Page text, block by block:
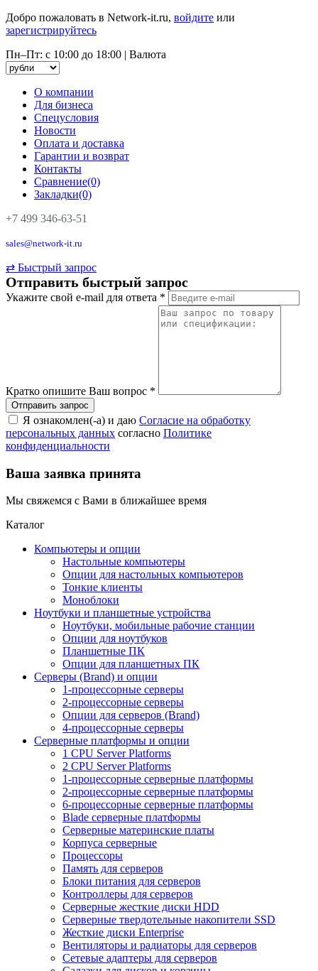
Добро пожаловать в Network-it.ru, войдите или
зарегистрируйтесь
Пн–Пт: с 10:00 до 18:00 | Валюта
О компании
Для бизнеса
Спецусловия
Новости
Оплата и доставка
Гарантии и возврат
Контакты
Сравнение(0)
Закладки(0)
+7 499 346-63-51
sales@network-it.ru
⇄ Быстрый запрос
Отправить быстрый запрос
Укажите свой e-mail для ответа *
Кратко опишите Ваш вопрос *
Я ознакомлен(-а) и даю Согласие на обработку
персональных данных согласно Политике
конфиденциальности
Ваша заявка принята
Мы свяжемся с Вами в ближайшее время
Каталог
Компьютеры и опции
Настольные компьютеры
Опции для настольных компьютеров
Тонкие клиенты
Моноблоки
Ноутбуки и планшетные устройства
Ноутбуки, мобильные рабочие станции
Опции для ноутбуков
Планшетные ПК
Опции для планшетных ПК
Серверы (Brand) и опции
1-процессорные серверы
2-процессорные серверы
Опции для серверов (Brand)
4-процессорные серверы
Серверные платформы и опции
1 CPU Server Platforms
2 CPU Server Platforms
1-процессорные серверные платформы
2-процессорные серверные платформы
6-процессорные серверные платформы
Blade серверные платформы
Серверные материнские платы
Корпуса серверные
Процессоры
Память для серверов
Блоки питания для серверов
Контроллеры для серверов
Серверные жесткие диски HDD
Серверные твердотельные накопители SSD
Жесткие диски Enterprise
Вентиляторы и радиаторы для серверов
Сетевые адаптеры для серверов